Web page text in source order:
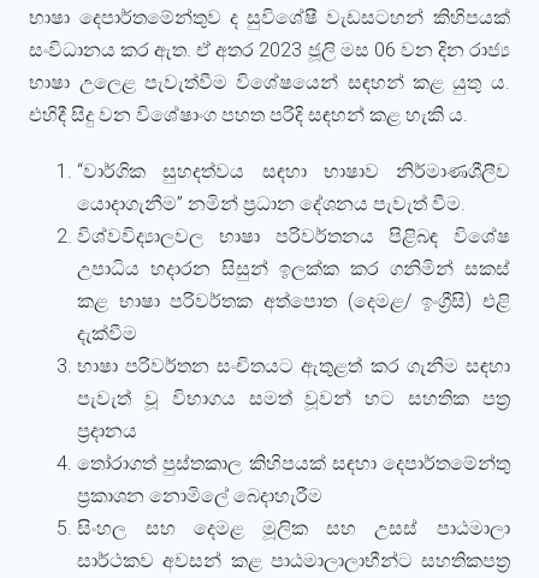
භාෂා දෙපාර්තමේන්තුව ද සුවිශේෂී වැඩසටහන් කිහිපයක්
සංවිධානය කර ඇත. ඒ අතර 2023 ජූලි මස 06 වන දින රාජ්‍ය
භාෂා උලෙළ පැවැත්වීම විශේෂයෙන් සඳහන් කළ යුතු ය.
එහිදී සිදු වන විශේෂාංග පහත පරිදි සඳහන් කළ හැකි ය.
“වාර්ගික සුහදත්වය සඳහා භාෂාව නිර්මාණශීලීව
යොදාගැනීම” නමින් ප්‍රධාන දේශනය පැවැත් වීම.
විශ්වවිද්‍යාලවල භාෂා පරිවර්තනය පිළිබඳ විශේෂ
උපාධිය හදාරන සිසුන් ඉලක්ක කර ගනිමින් සකස්
කළ භාෂා පරිවර්තක අත්පොත (දෙමළ/ ඉංග්‍රීසි) එළි
දැක්වීම
භාෂා පරිවර්තන සංචිතයට ඇතුළත් කර ගැනීම සඳහා
පැවැත් වූ විභාගය සමත් වූවන් හට සහතික පත්‍ර
ප්‍රදානය
තෝරාගත් පුස්තකාල කිහිපයක් සඳහා දෙපාර්තමේන්තු
ප්‍රකාශන නොමිලේ බෙදාහැරීම
සිංහල සහ දෙමළ මූලික සහ උසස් පාඨමාලා
සාර්ථකව අවසන් කළ පාඨමාලාලාභීන්ට සහතිකපත්‍ර